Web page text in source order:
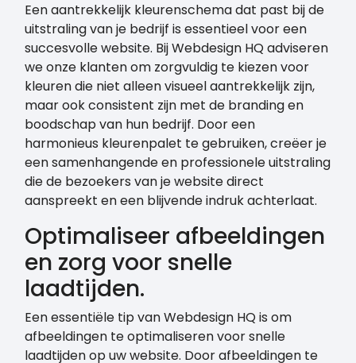
Een aantrekkelijk kleurenschema dat past bij de
uitstraling van je bedrijf is essentieel voor een
succesvolle website. Bij Webdesign HQ adviseren
we onze klanten om zorgvuldig te kiezen voor
kleuren die niet alleen visueel aantrekkelijk zijn,
maar ook consistent zijn met de branding en
boodschap van hun bedrijf. Door een
harmonieus kleurenpalet te gebruiken, creëer je
een samenhangende en professionele uitstraling
die de bezoekers van je website direct
aanspreekt en een blijvende indruk achterlaat.
Optimaliseer afbeeldingen
en zorg voor snelle
laadtijden.
Een essentiële tip van Webdesign HQ is om
afbeeldingen te optimaliseren voor snelle
laadtijden op uw website. Door afbeeldingen te